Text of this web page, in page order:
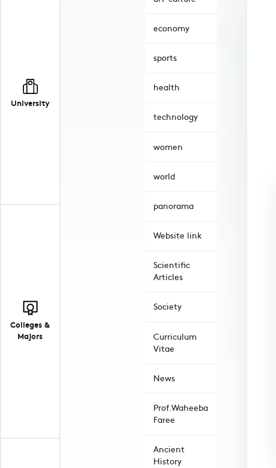
University
Colleges &
Majors
economy
sports
health
technology
women
world
panorama
Website link
Scientific
Articles
Society
Curriculum
Vitae
News
Prof.Waheeba
Faree
Ancient
History